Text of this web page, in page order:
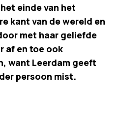
einde van het
kant van de wereld en
met haar geliefde
af en toe ook
want Leerdam geeft
persoon mist.